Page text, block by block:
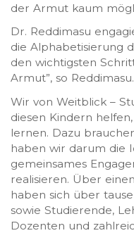
der Armut kaum
Dr. Reddimasu
die Alphabetisierung
den wichtigsten
Armut”, so Reddimasu.
Wir von Weitblick –
diesen Kindern
lernen. Dazu
haben wir darum die
gemeinsames
realisieren. Über
haben sich über
sowie Studierende,
Dozenten und